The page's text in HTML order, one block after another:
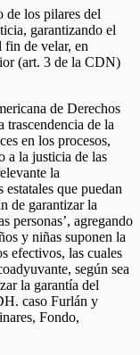
de los pilares del
garantizando el
fin de velar, en
(art. 3 de la CDN)
de Derechos
de la
en los procesos,
a la justicia de las
la
que puedan
de garantizar la
personas’, agregando
y niñas suponen la
efectivos, las cuales
según sea
la garantía del
caso Furlán y
Fondo,